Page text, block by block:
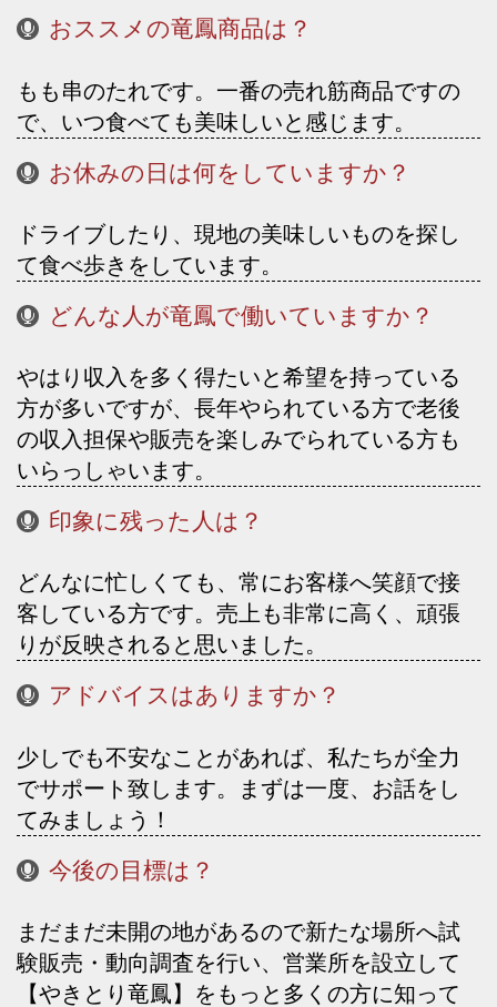
おススメの竜鳳商品は？
もも串のたれです。一番の売れ筋商品ですの
で、いつ食べても美味しいと感じます。
お休みの日は何をしていますか？
ドライブしたり、現地の美味しいものを探し
て食べ歩きをしています。
どんな人が竜鳳で働いていますか？
やはり収入を多く得たいと希望を持っている
方が多いですが、長年やられている方で老後
の収入担保や販売を楽しみでられている方も
いらっしゃいます。
印象に残った人は？
どんなに忙しくても、常にお客様へ笑顔で接
客している方です。売上も非常に高く、頑張
りが反映されると思いました。
アドバイスはありますか？
少しでも不安なことがあれば、私たちが全力
でサポート致します。まずは一度、お話をし
てみましょう！
今後の目標は？
まだまだ未開の地があるので新たな場所へ試
験販売・動向調査を行い、営業所を設立して
【やきとり竜鳳】をもっと多くの方に知って